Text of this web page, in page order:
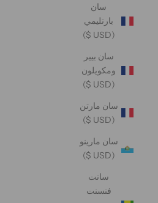
سان
بارتليمي
(USD $)
سان بيير
ومكويلون
(USD $)
سان مارتن
(USD $)
سان مارينو
(USD $)
سانت
فنسنت